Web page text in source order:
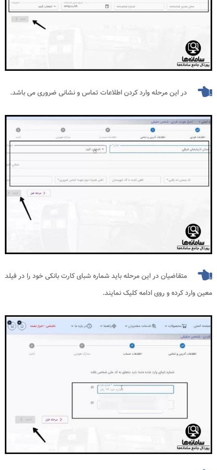
در این مرحله وارد کردن اطلاعات تماس و نشانی ضروری می باشد.
متقاضیان در این مرحله باید شماره شبای کارت بانکی خود را در فیلد
معین وارد کرده و روی ادامه کلیک نمایند.